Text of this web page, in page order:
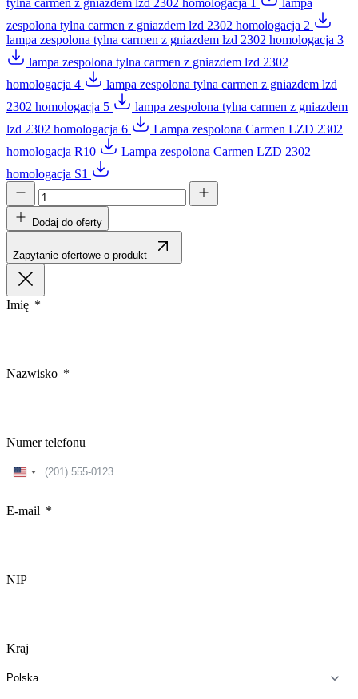
zespolona tylna carmen z gniazdem lzd 2302 homologacja 2
lampa zespolona tylna carmen z gniazdem lzd 2302 homologacja 3
lampa zespolona tylna carmen z gniazdem lzd 2302
homologacja 4
lampa zespolona tylna carmen z gniazdem lzd
2302 homologacja 5
lampa zespolona tylna carmen z gniazdem
lzd 2302 homologacja 6
Lampa zespolona Carmen LZD 2302
homologacja R10
Lampa zespolona Carmen LZD 2302
homologacja S1
Dodaj do oferty
Zapytanie ofertowe o produkt
Imię
Nazwisko
Numer telefonu
United
E-mail
NIP
Kraj